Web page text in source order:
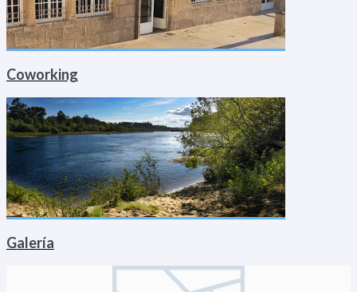
Coworking
Galería